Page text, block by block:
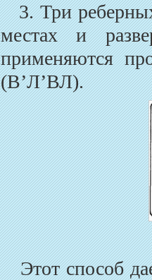
3. Три реберных
местах и
применяются
(В’Л’ВЛ).
Этот способ